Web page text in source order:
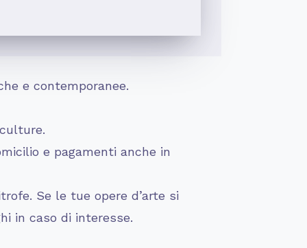
e contemporanee.
e pagamenti anche in
Se le tue opere d’arte si
in caso di interesse.